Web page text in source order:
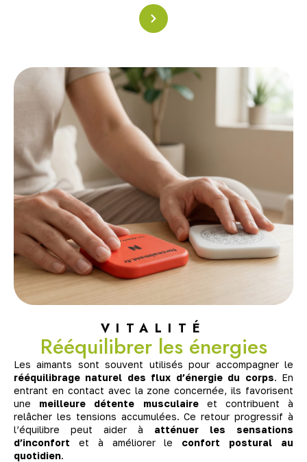
VITALITÉ
Rééquilibrer les énergies
Les aimants sont souvent utilisés pour accompagner le
rééquilibrage naturel des flux d’énergie du corps. En
entrant en contact avec la zone concernée, ils favorisent
une meilleure détente musculaireet contribuent à
relâcher les tensions accumulées. Ce retour progressif à
l’équilibre peut aider à atténuer les sensations
d’inconfort et à améliorer le confort postural au
quotidien.